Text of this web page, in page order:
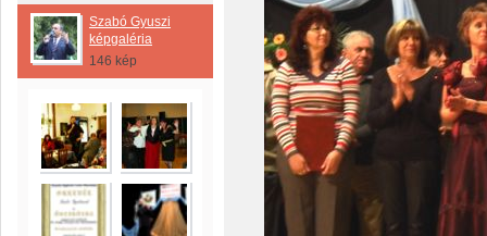
Szabó Gyuszi
képgaléria
146 kép